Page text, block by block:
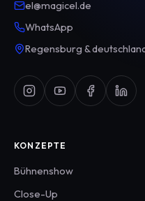
el@magicel.de
WhatsApp
Regensburg &
KONZEPTE
Bühnenshow
Close-Up